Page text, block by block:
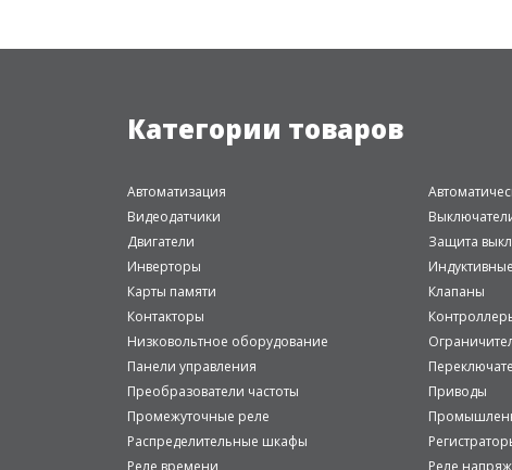
Категории товаров
Автоматизация
Видеодатчики
Двигатели
Защита
Инверторы
Карты памяти
Клапаны
Контакторы
Низковольтное оборудование
Панели управления
Преобразователи частоты
Приводы
Промежуточные реле
Распределительные шкафы
Реле времени
Реле